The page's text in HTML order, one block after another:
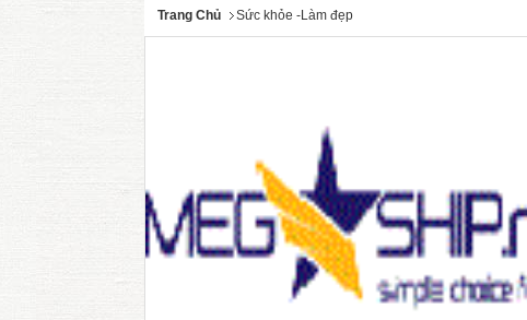
Trang Chủ Sức khỏe -Làm đẹp